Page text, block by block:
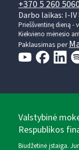
+370 5 260
Darbo laikas: I-IV
Prieššventinę dieną -
Kiekvieno mėnesio
Paklausimas per
Valstybinė
Respublikos
Biudžetinė įstaiga.